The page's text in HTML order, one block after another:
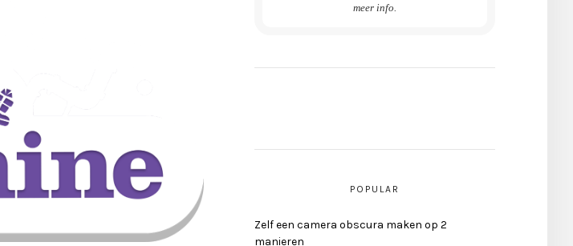
meer info.
POPULAR
Zelf een camera obscura maken op 2
manieren